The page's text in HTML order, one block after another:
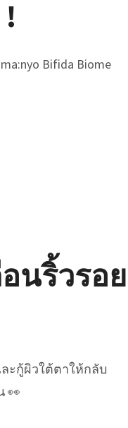
Bifida Biome
นริ้วรอย
ละกู้ผิวใต้ตาให้กลับ
👀